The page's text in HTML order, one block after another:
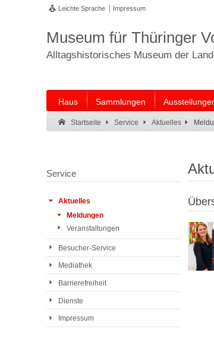
Leichte Sprache Impressum
Museum für Thüringer
Alltagshistorisches Museum der
Haus Sammlungen
Startseite Service Aktuelles
Suche:
Suche Ende.
Service
Aktuelles
Meldungen
Veranstaltungen
Besucher-Service
Mediathek
Barrierefreiheit
Dienste
Impressum